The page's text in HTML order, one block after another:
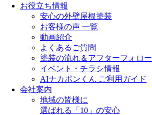
お役立ち情報
安心の外壁屋根塗装
お客様の声 一覧
動画紹介
よくあるご質問
塗装の流れ＆アフターフォロー
イベント・チラシ情報
AIナカポンくん ご利用ガイド
会社案内
地域の皆様に
選ばれる「10」の安心